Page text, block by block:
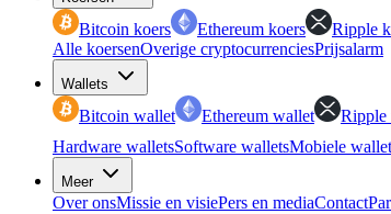
Bitcoin koers Ethereum koers Ripple
Alle koersenOverige cryptocurrenciesPrijsalarm
Wallets
Bitcoin wallet Ethereum wallet Ripple
Hardware walletsSoftware walletsMobiele
Meer
Over onsMissie en visiePers en mediaContact